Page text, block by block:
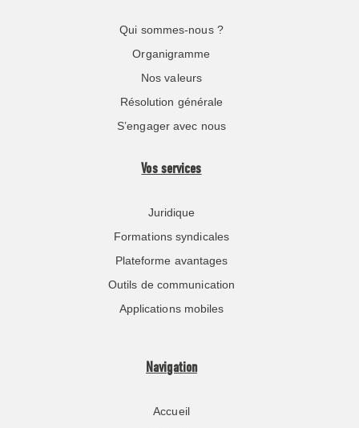
Qui sommes-nous ?
Organigramme
Nos valeurs
Résolution générale
S’engager avec nous
Vos services
Juridique
Formations syndicales
Plateforme avantages
Outils de communication
Applications mobiles
Navigation
Accueil